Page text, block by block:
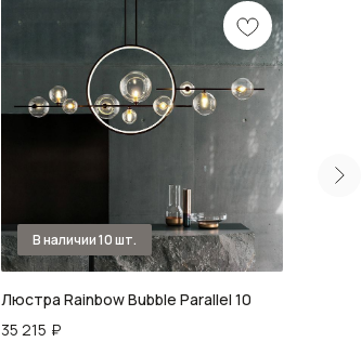
Люстра Rainbow Bubble Parallel 10
35 215 ₽